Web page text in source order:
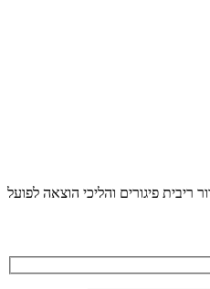
ריבית פיגורים והליכי הוצאה לפועל